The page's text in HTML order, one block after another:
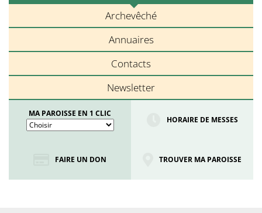
Archevêché
Annuaires
Contacts
Newsletter
MA PAROISSE EN 1 CLIC
HORAIRE DE MESSES
FAIRE UN DON TROUVER MA PAROISSE